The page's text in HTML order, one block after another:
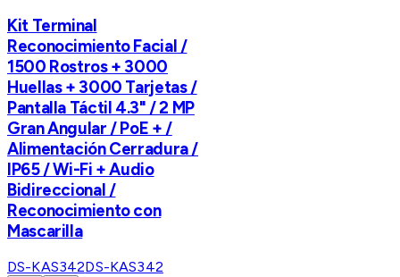
Kit Terminal
Reconocimiento Facial /
1500 Rostros + 3000
Huellas + 3000 Tarjetas /
Pantalla Táctil 4.3" / 2 MP
Gran Angular / PoE + /
Alimentación Cerradura /
IP65 / Wi-Fi + Audio
Bidireccional /
Reconocimiento con
Mascarilla
DS-KAS342DS-KAS342